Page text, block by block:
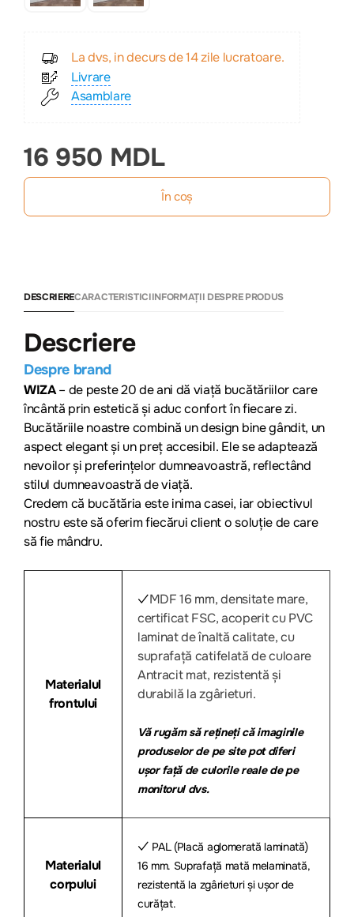
La dvs, in decurs de 14 zile lucratoare.
Livrare
Asamblare
16 950 MDL
În coș
DESCRIERECARACTERISTICIINFORMAȚII DESPRE PRODUS
Descriere
Despre brand
WIZA– de peste 20 de ani dă viață bucătăriilor care
încântă prin estetică și aduc confort în fiecare zi.
Bucătăriile noastre combină un design bine gândit, un
aspect elegant și un preț accesibil. Ele se adaptează
nevoilor și preferințelor dumneavoastră, reflectând
stilul dumneavoastră de viață.
Credem că bucătăria este inima casei, iar obiectivul
nostru este să oferim fiecărui client o soluție de care
să fie mândru.
Materialul
frontului
✓MDF 16 mm, densitate mare,
certificat FSC, acoperit cu PVC
laminat de înaltă calitate, cu
suprafață catifelată de culoare
Antracit mat, rezistentă și
durabilă la zgârieturi.
Vă rugăm să rețineți că imaginile
produselor de pe site pot diferi
ușor față de culorile reale de pe
monitorul dvs.
Materialul
corpului
✓ PAL (Placă aglomerată laminată)
16 mm. Suprafață mată melaminată,
rezistentă la zgârieturi și ușor de
curățat.